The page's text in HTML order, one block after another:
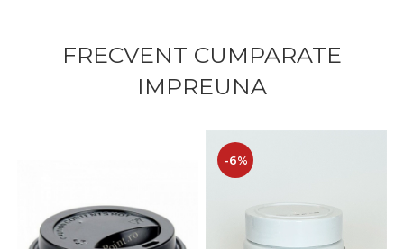
FRECVENT CUMPARATE
IMPREUNA
-6%